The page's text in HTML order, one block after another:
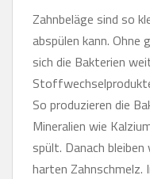
Zahnbeläge sind so
abspülen kann. Ohne
sich die Bakterien
So produzieren die
Mineralien wie
spült. Danach
harten Zahnschmelz.